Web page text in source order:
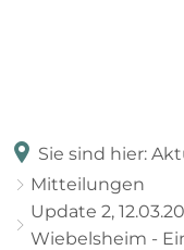
Sie sind hier:
Mitteilungen
Update 2,
Wiebelsheim -